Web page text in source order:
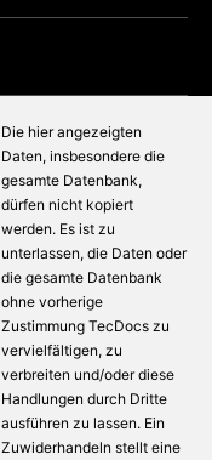
Die hier angezeigten
Daten, insbesondere die
gesamte Datenbank,
dürfen nicht kopiert
werden. Es ist zu
unterlassen, die Daten oder
die gesamte Datenbank
ohne vorherige
Zustimmung TecDocs zu
vervielfältigen, zu
verbreiten und/oder diese
Handlungen durch Dritte
ausführen zu lassen. Ein
Zuwiderhandeln stellt eine